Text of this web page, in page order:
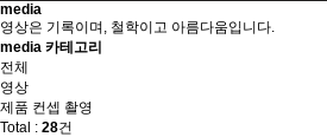
media
영상은 기록이며, 철학이고 아름다움입니다.
media 카테고리
전체
영상
제품 컨셉 촬영
Total : 28건